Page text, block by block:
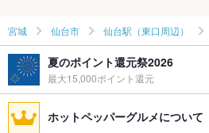
宮城 仙台市 仙台駅（東口周辺）
夏のポイント還元祭2026
最大15,000ポイント還元
ホットペッパーグルメについて